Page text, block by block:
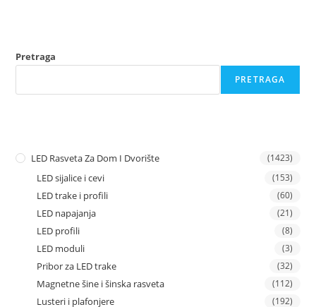
Pretraga
PRETRAGA
LED Rasveta Za Dom I Dvorište (1423)
LED sijalice i cevi (153)
LED trake i profili (60)
LED napajanja (21)
LED profili (8)
LED moduli (3)
Pribor za LED trake (32)
Magnetne šine i šinska rasveta (112)
Lusteri i plafonjere (192)